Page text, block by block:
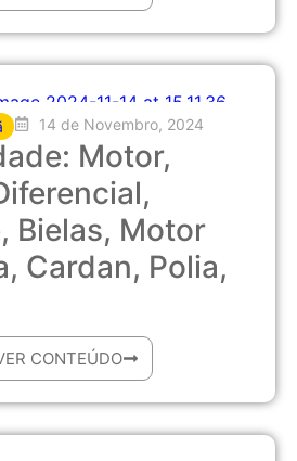
14 de Novembro, 2024
Motor,
Bielas, Motor
Cardan, Polia,
CONTEÚDO